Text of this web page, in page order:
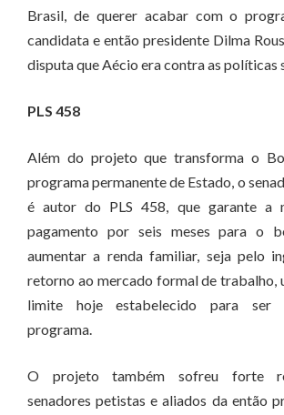
Brasil, de querer acabar com o
candidata e então presidente Dilma
disputa que Aécio era contra as políticas
PLS 458
Além do projeto que transforma o
programa permanente de Estado, o
é autor do PLS 458, que garante a
pagamento por seis meses para o
aumentar a renda familiar, seja pelo
retorno ao mercado formal de trabalho,
limite hoje estabelecido para ser
programa.
O projeto também sofreu forte
senadores petistas e aliados da então